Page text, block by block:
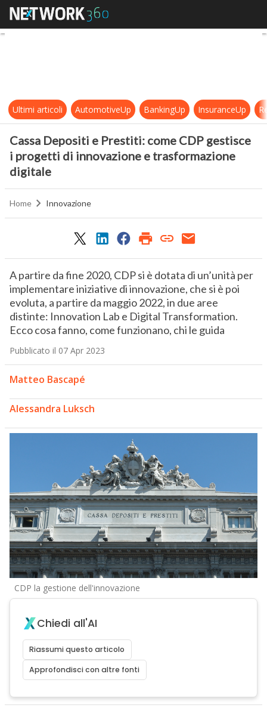
Cassa Depositi e Prestiti: come
Ultimi articoli AutomotiveUp BankingUp InsuranceUp
Cassa Depositi e Prestiti: come CDP gestisce
i progetti di innovazione e trasformazione
digitale
Home Innovazione
A partire da fine 2020, CDP si è dotata di un’unità per
implementare iniziative di innovazione, che si è poi
evoluta, a partire da maggio 2022, in due aree
distinte: Innovation Lab e Digital Transformation.
Ecco cosa fanno, come funzionano, chi le guida
Pubblicato il 07 Apr 2023
Matteo Bascapé
Alessandra Luksch
CDP la gestione dell'innovazione
Chiedi all'AI
Riassumi questo articolo
Approfondisci con altre fonti